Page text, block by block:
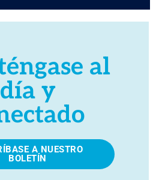
al
día y
A NUESTRO
BOLETÍN